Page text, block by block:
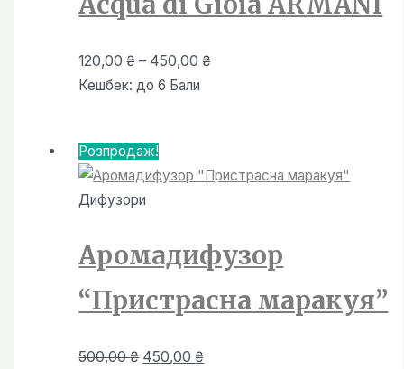
120,00₴ – 450,00₴
450,00 ₴
Кешбек: до 6 Бали
Розпродаж!
Дифузори
Аромадифузор
“Пристрасна маракуя”
500,00₴ Оригінальна
450,00₴